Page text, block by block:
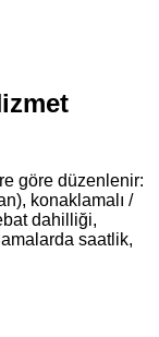
göre düzenlenir:
konaklamalı /
dahilliği,
saatlik,